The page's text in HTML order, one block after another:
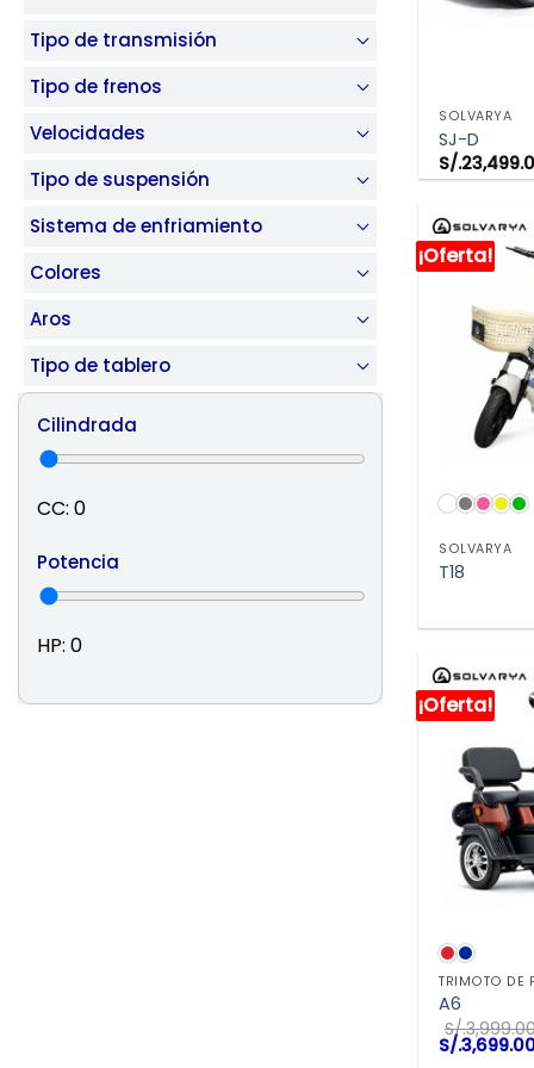
Tipo de transmisión
Tipo de frenos
Velocidades
Tipo de suspensión
Sistema de enfriamiento
Colores
Aros
Tipo de tablero
Cilindrada
CC: 0
Potencia
HP: 0
SOLVARYA
SJ-D
S/.
¡Oferta!
SOLVARYA
T18
¡Oferta!
TRIMOTO DE
A6
S/.
El
precio
S/.